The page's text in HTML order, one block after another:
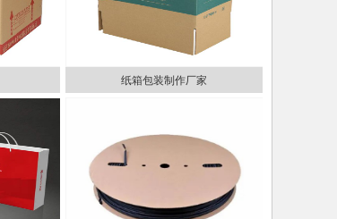
纸箱包装制作厂家